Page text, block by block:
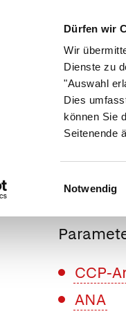
Dürfen wir
Wir
Dienste zu
"Auswahl
Dies
können Sie
Seitenende
Notwendig
Symptome
CCP-
ANA